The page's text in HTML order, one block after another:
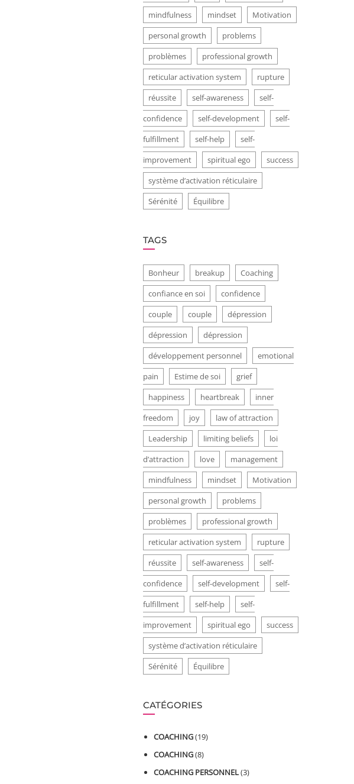
mindfulness
mindset
Motivation
personal growth
problems
problèmes
professional growth
reticular activation system
rupture
réussite
self-awareness
self-
confidence
self-development
self-
fulfillment
self-help
self-
improvement
spiritual ego
success
système d’activation réticulaire
Sérénité
Équilibre
TAGS
Bonheur breakup
Coaching
confiance en soi
confidence
couple
couple
dépression
dépression
dépression
développement personnel
emotional
pain
Estime de soi
grief
happiness
heartbreak
inner
freedom
joy
law of attraction
Leadership
limiting beliefs
loi
d’attraction
love
management
mindfulness
mindset
Motivation
personal growth
problems
problèmes
professional growth
reticular activation system
rupture
réussite
self-awareness
self-
confidence
self-development
self-
fulfillment
self-help
self-
improvement
spiritual ego
success
système d’activation réticulaire
Sérénité
Équilibre
CATÉGORIES
COACHING(19)
COACHING(8)
COACHING PERSONNEL(3)